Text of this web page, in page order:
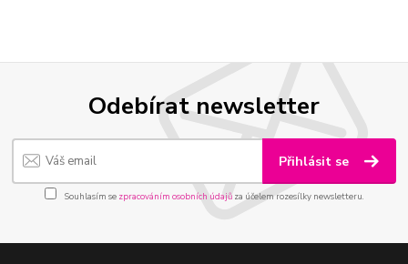
Odebírat newsletter
Přihlásit se
Souhlasím se zpracováním osobních údajůza účelem rozesílky newsletteru.